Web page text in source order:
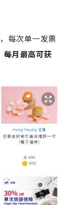
，每次单一发票
每月最高可获